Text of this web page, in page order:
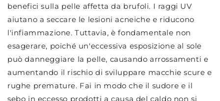
benefici sulla pelle affetta da brufoli. I raggi UV
aiutano a seccare le lesioni acneiche e riducono
l'infiammazione. Tuttavia, è fondamentale non
esagerare, poiché un'eccessiva esposizione al sole
può danneggiare la pelle, causando arrossamenti e
aumentando il rischio di sviluppare macchie scure e
rughe premature. Fai in modo che il sudore e il
sebo in eccesso prodotti a causa del caldo non si